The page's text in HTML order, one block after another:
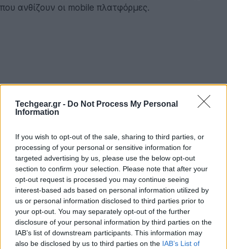
Techgear.gr - Do Not Process My Personal
Information
If you wish to opt-out of the sale, sharing to third parties, or
processing of your personal or sensitive information for
targeted advertising by us, please use the below opt-out
section to confirm your selection. Please note that after your
opt-out request is processed you may continue seeing
interest-based ads based on personal information utilized by
us or personal information disclosed to third parties prior to
your opt-out. You may separately opt-out of the further
disclosure of your personal information by third parties on the
IAB’s list of downstream participants. This information may
also be disclosed by us to third parties on the IAB’s List of
που ανθίζουν οι mobile πλατφόρμες.